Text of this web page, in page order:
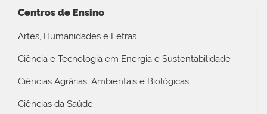
Centros de Ensino
Artes, Humanidades e Letras
Ciência e Tecnologia em Energia e Sustentabilidade
Ciências Agrárias, Ambientais e Biológicas
Ciências da Saúde